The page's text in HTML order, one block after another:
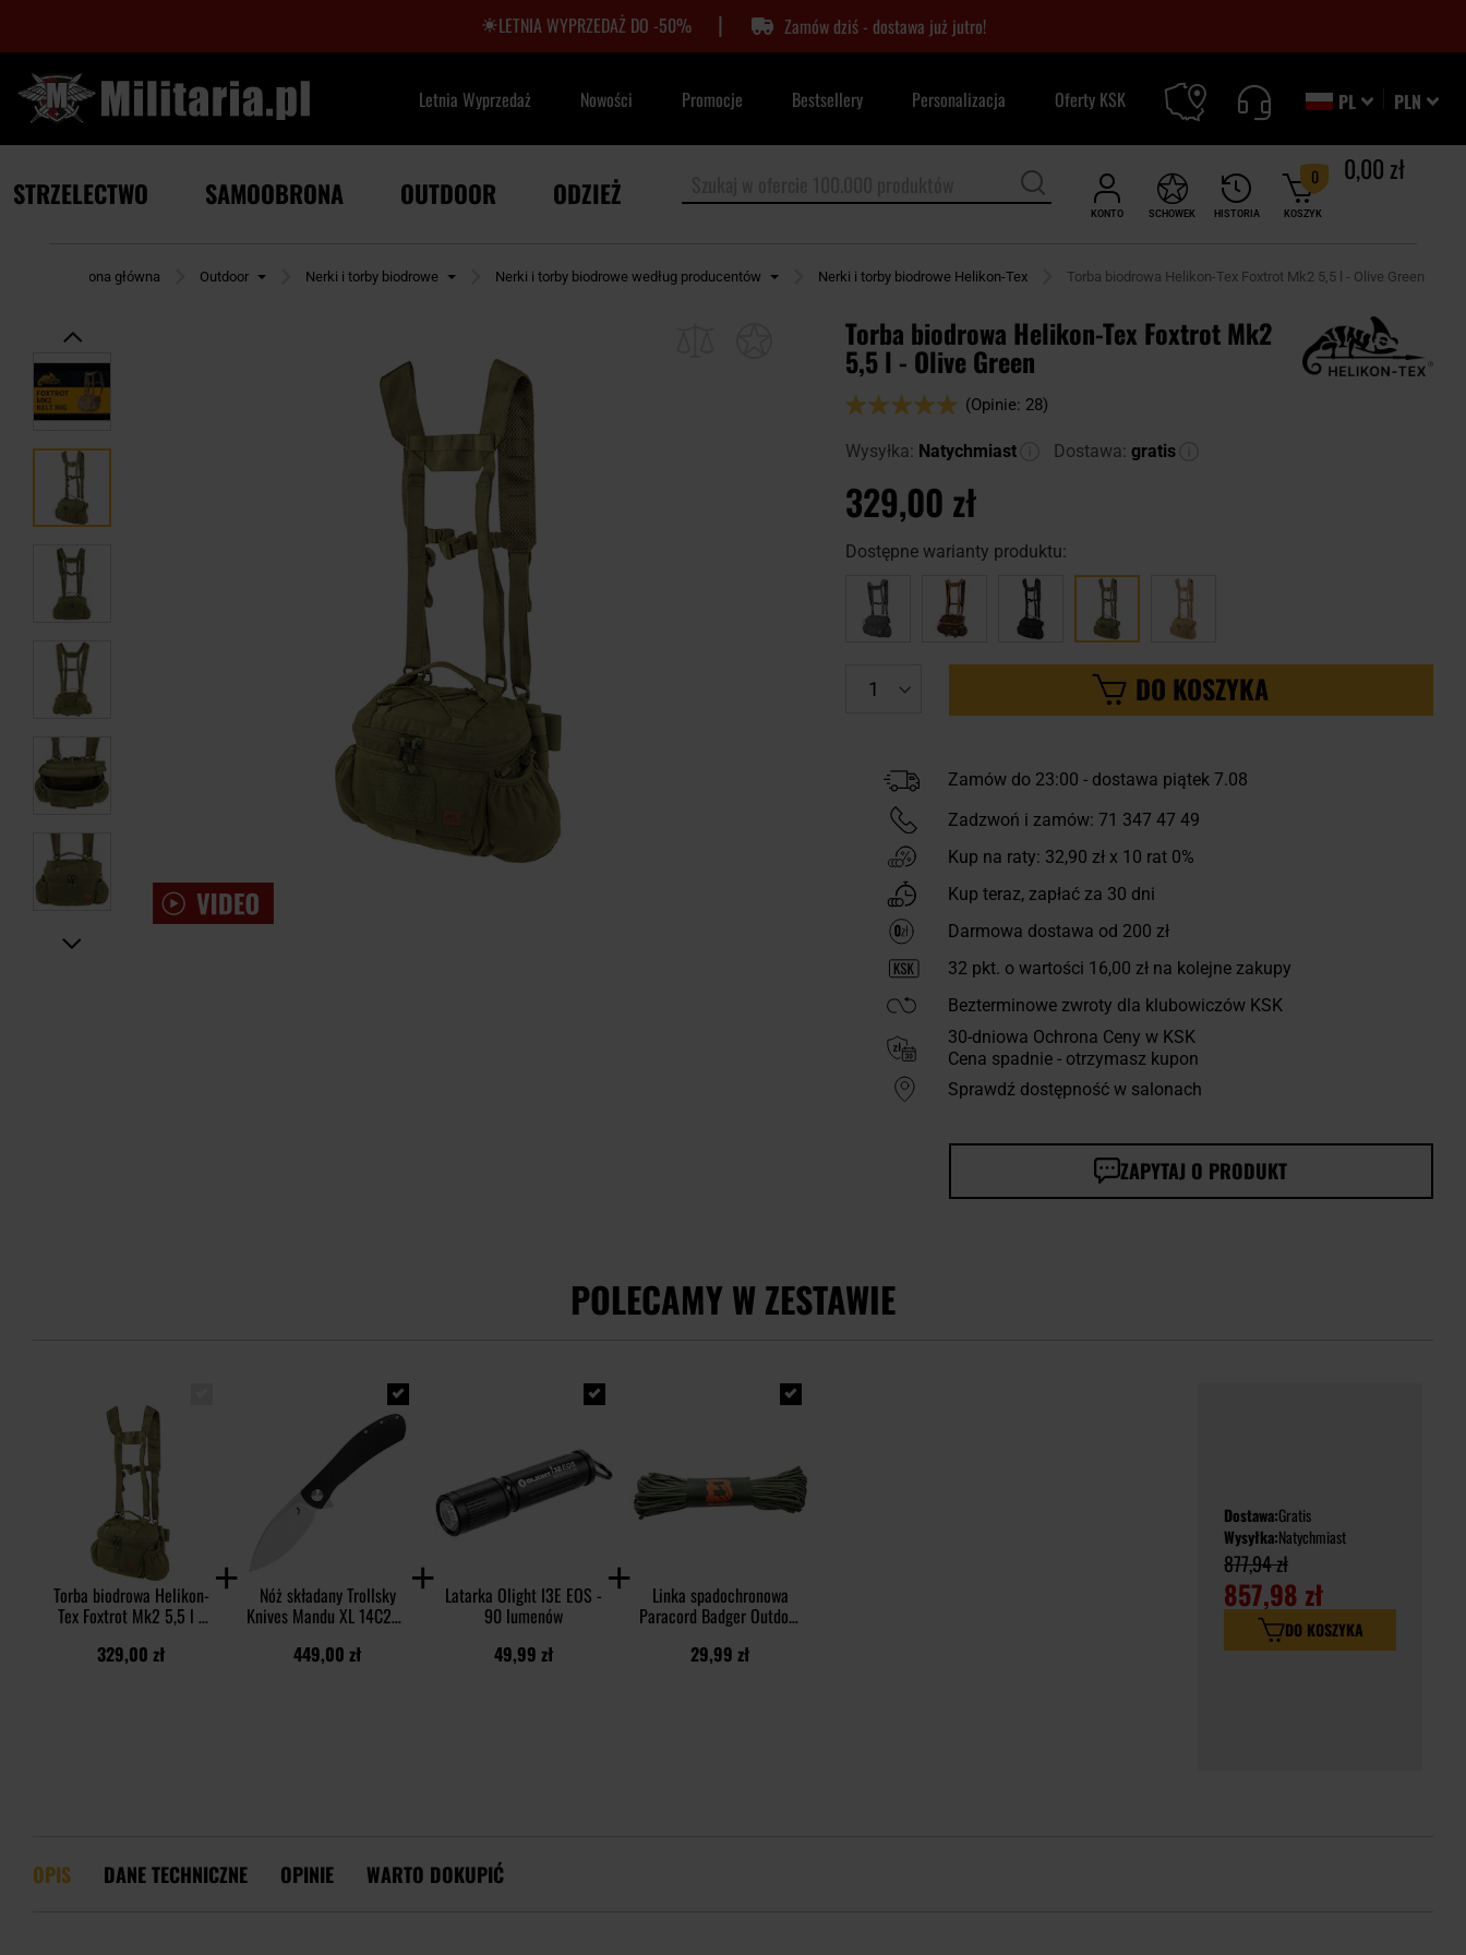
LETNIA WYPRZEDAŻ DO -50% | Zamów dziś - dostawa już jutro!
PLN
PL
Letnia Wyprzedaż Nowości Promocje Bestsellery Personalizacja Oferty KSK
KONTO HISTORIA
SCHOWEK KOSZYK
0 0,00 zł
STRZELECTWO SAMOOBRONA OUTDOOR ODZIEŻ
Strona główna Outdoor Nerki i torby biodrowe Nerki i torby biodrowe według producentów Nerki i torby biodrowe Helikon-Tex Torba biodrowa Helikon-Tex Foxtrot Mk2 5,5 l - Olive Green
Torba biodrowa Helikon-Tex Foxtrot Mk2
5,5 l - Olive Green
Ocena:
(Opinie: 28)
Wysyłka: Natychmiast Dostawa: gratis
329,00 zł
Dostępne warianty produktu:
DO KOSZYKA
Zamów do 23:00 - dostawa piątek 7.08
Zadzwoń i zamów: 71 347 47 49
Kup na raty: 32,90 złx 10 rat 0%
Kup teraz, zapłać za 30 dni
Darmowa dostawa od 200 zł
32 pkt. o wartości 16,00 złna kolejne zakupy
Bezterminowe zwroty dla klubowiczów KSK
30-dniowa Ochrona Ceny w KSK
Cena spadnie - otrzymasz kupon
Sprawdź dostępność w salonach
ZAPYTAJ O PRODUKT
POLECAMY W ZESTAWIE
Torba biodrowa Helikon-
Tex Foxtrot Mk2 5,5 l -
329,00 zł
Nóż składany Trollsky
Knives Mandu XL 14C28N
449,00 zł
Latarka Olight I3E EOS -
90 lumenów
49,99 zł
Linka spadochronowa
Paracord Badger Outdoor
29,99 zł
Dostawa:Gratis
Wysyłka:Natychmiast
877,94 zł
857,98 zł
DO KOSZYKA
OPIS DANE TECHNICZNE OPINIE WARTO DOKUPIĆ